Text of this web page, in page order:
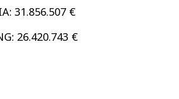
31.856.507 €
26.420.743 €